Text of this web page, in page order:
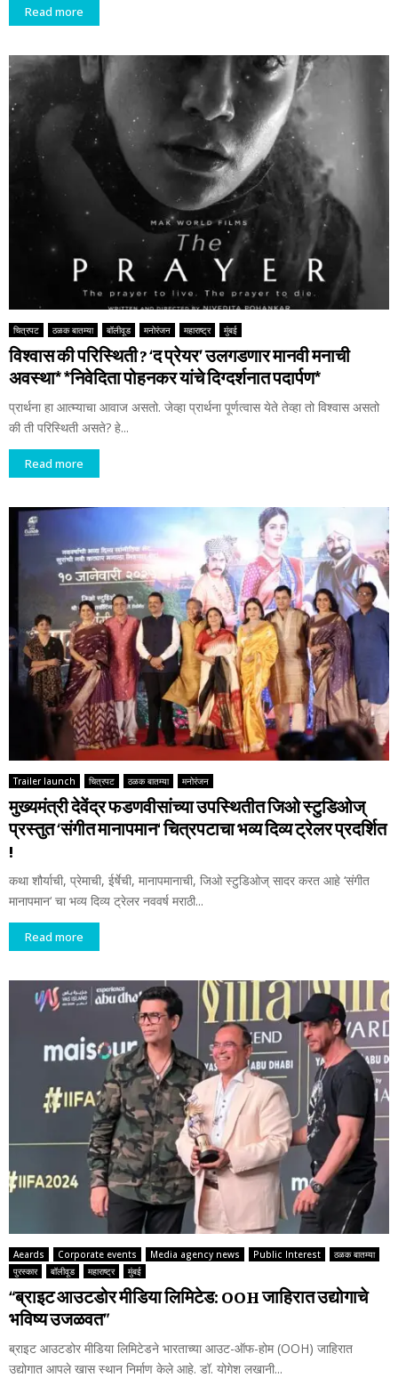
Read more
चित्रपट ठळक बातम्या बॉलीवूड मनोरंजन महाराष्ट्र मुंबई
विश्वास की परिस्थिती ? ‘द प्रेयर’ उलगडणार मानवी मनाची
अवस्था* *निवेदिता पोहनकर यांचे दिग्दर्शनात पदार्पण*
प्रार्थना हा आत्म्याचा आवाज असतो. जेव्हा प्रार्थना पूर्णत्वास येते तेव्हा तो विश्वास असतो
की ती परिस्थिती असते? हे...
Read more
Trailer launch चित्रपट ठळक बातम्या मनोरंजन
मुख्यमंत्री देवेंद्र फडणवीसांच्या उपस्थितीत जिओ स्टुडिओज्
प्रस्तुत ‘संगीत मानापमान‘ चित्रपटाचा भव्य दिव्य ट्रेलर प्रदर्शित
!
कथा शौर्याची, प्रेमाची, ईर्षेची, मानापमानाची, जिओ स्टुडिओज् सादर करत आहे ‘संगीत
मानापमान‘ चा भव्य दिव्य ट्रेलर नववर्ष मराठी...
Read more
Aeards Corporate events Media agency news Public Interest
ठळक बातम्या
पुरस्कार
बॉलीवूड महाराष्ट्र मुंबई
“ब्राइट आउटडोर मीडिया लिमिटेड: OOH जाहिरात उद्योगाचे
भविष्य उजळवत”
ब्राइट आउटडोर मीडिया लिमिटेडने भारताच्या आउट-ऑफ-होम (OOH) जाहिरात
उद्योगात आपले खास स्थान निर्माण केले आहे. डॉ. योगेश लखानी...